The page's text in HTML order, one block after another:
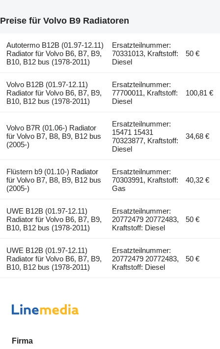
Preise für Volvo B9 Radiatoren
Autotermo B12B (01.97-12.11)
Radiator für Volvo B6, B7, B9,
B10, B12 bus (1978-2011)
Ersatzteilnummer:
70331013, Kraftstoff:
Diesel
50 €
Volvo B12B (01.97-12.11)
Radiator für Volvo B6, B7, B9,
B10, B12 bus (1978-2011)
Ersatzteilnummer:
77700011, Kraftstoff:
Diesel
100,81 €
Volvo B7R (01.06-) Radiator
für Volvo B7, B8, B9, B12 bus
(2005-)
Ersatzteilnummer:
15471 15431
70323877, Kraftstoff:
Diesel
34,68 €
Flüstern b9 (01.10-) Radiator
für Volvo B7, B8, B9, B12 bus
(2005-)
Ersatzteilnummer:
70303991, Kraftstoff:
Gas
40,32 €
UWE B12B (01.97-12.11)
Radiator für Volvo B6, B7, B9,
B10, B12 bus (1978-2011)
Ersatzteilnummer:
20772479 20772483,
Kraftstoff: Diesel
50 €
UWE B12B (01.97-12.11)
Radiator für Volvo B6, B7, B9,
B10, B12 bus (1978-2011)
Ersatzteilnummer:
20772479 20772483,
Kraftstoff: Diesel
50 €
Firma